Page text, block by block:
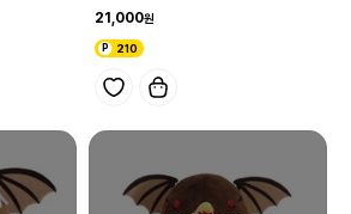
21,000
210